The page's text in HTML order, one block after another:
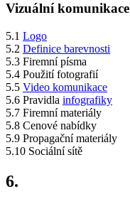
Vizuální komunikace
5.1 Logo
5.2 Definice barevnosti
5.3 Firemní písma
5.4 Použití fotografií
5.5 Video komunikace
5.6 Pravidla infografiky
5.7 Firemní materiály
5.8 Cenové nabídky
5.9 Propagační materiály
5.10 Sociální sítě
6.